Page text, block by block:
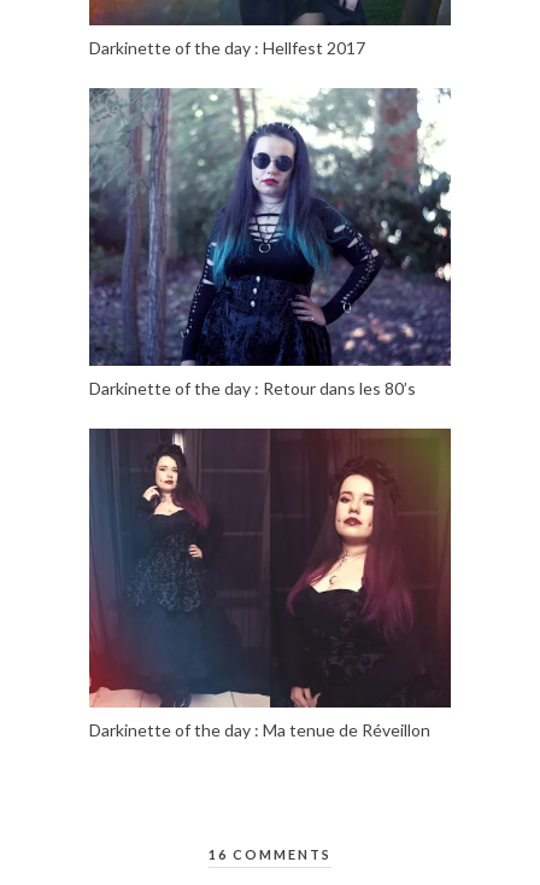
Darkinette of the day : Hellfest 2017
Darkinette of the day : Retour dans les 80’s
Darkinette of the day : Ma tenue de Réveillon
16 COMMENTS